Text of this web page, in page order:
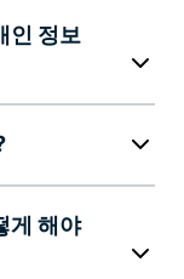
인 정보
게 해야